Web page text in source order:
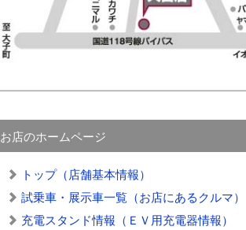
お店のホームページ
トップ（店舗基本情報）
試乗車・展示車一覧（お店にあるクルマ）
充電スタンド情報（ＥＶ用充電器情報）